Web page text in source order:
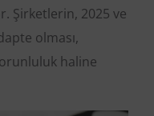
Şirketlerin, 2025 ve
olması,
haline